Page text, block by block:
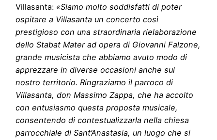
Villasanta: «Siamo molto soddisfatti di poter
ospitare a Villasanta un concerto così
prestigioso con una straordinaria rielaborazione
dello Stabat Mater ad opera di Giovanni Falzone,
grande musicista che abbiamo avuto modo di
apprezzare in diverse occasioni anche sul
nostro territorio. Ringraziamo il parroco di
Villasanta, don Massimo Zappa, che ha accolto
con entusiasmo questa proposta musicale,
consentendo di contestualizzarla nella chiesa
parrocchiale di Sant’Anastasia, un luogo che si